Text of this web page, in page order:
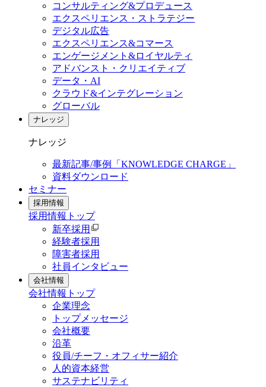
コンサルティング&プロデュース
エクスペリエンス・ストラテジー
デジタル広告
エクスペリエンス&コマース
エンゲージメント&ロイヤルティ
アドバンスト・クリエイティブ
データ・AI
クラウド&インテグレーション
グローバル
ナレッジ
ナレッジ
最新記事/事例「KNOWLEDGE CHARGE」
資料ダウンロード
セミナー
採用情報
採用情報 トップ
新卒採用
経験者採用
障害者採用
社員インタビュー
会社情報
会社情報 トップ
企業理念
トップメッセージ
会社概要
沿革
役員/チーフ・オフィサー紹介
人的資本経営
サステナビリティ